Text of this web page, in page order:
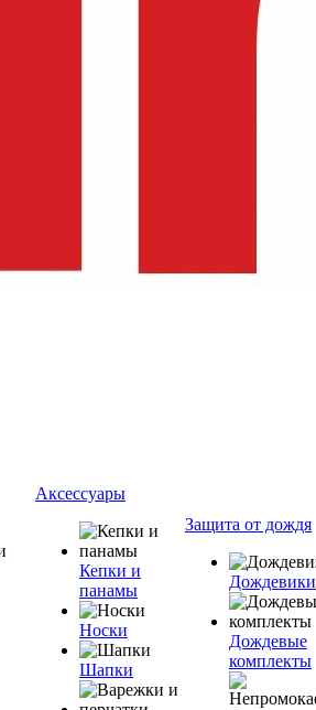
Аксессуары
Кепки и
панамы
Носки
Шапки
Защита от дождя
Дождевики
Дождевые
комплекты